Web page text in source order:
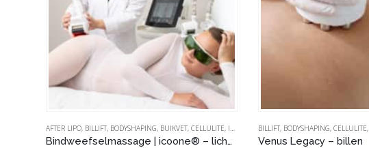
AFTER LIPO, BILLIFT, BODYSHAPING, BUIKVET, CELLULITE, ICOONE | BINDWEEFSELMASSAGE LICHAAM ,
Bindweefselmassage | icoone® – lichaam
BILLIFT, BODYSHAPING, CELLULITE,
Venus Legacy – billen